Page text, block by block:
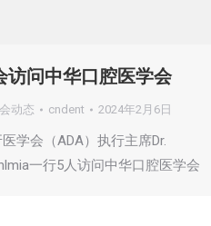
访问中华口腔医学会
动态 cndent 2024年2月6日
学会（ADA）执行主席Dr.
一行5人访问中华口腔医学会